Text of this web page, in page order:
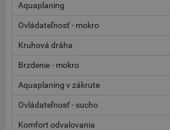
Aquaplaning
Ovládateľnosť - mokro
Kruhová dráha
Brzdenie - mokro
Aquaplaning v zákrute
Ovládateľnosť - sucho
Komfort odvalovania